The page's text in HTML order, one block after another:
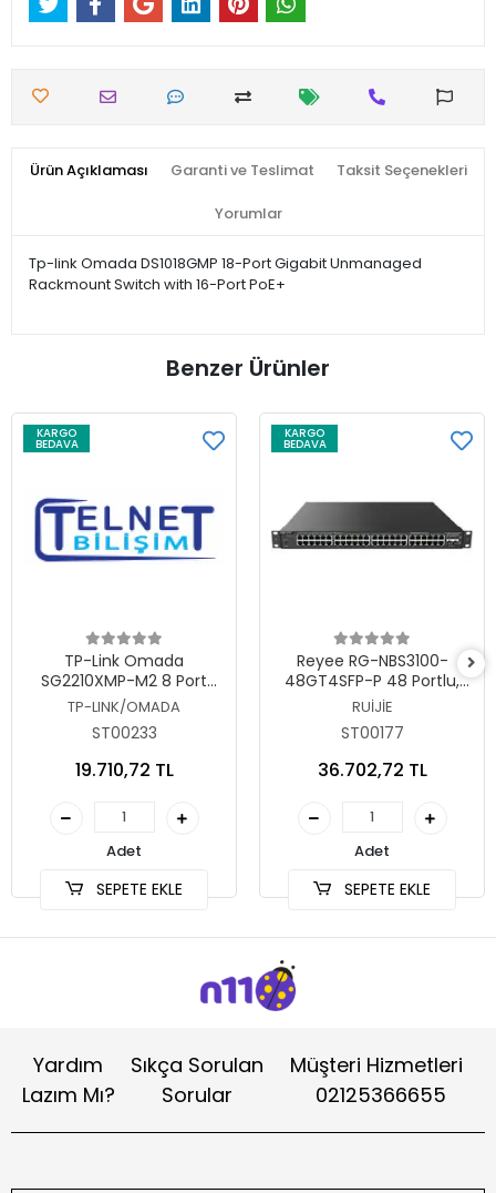
Ürün Açıklaması Garanti ve Teslimat Taksit Seçenekleri
Yorumlar
Tp-link Omada DS1018GMP 18-Port Gigabit Unmanaged
Rackmount Switch with 16-Port PoE+
Benzer Ürünler
KARGO
BEDAVA
Sepete Ekle
TP-Link Omada
SG2210XMP-M2 8 Port
2.5G Gigabit PoE Switch
TP-LINK/OMADA
ST00233
19.710,72 TL
Adet
SEPETE EKLE
KARGO
BEDAVA
Sepete Ekle
Reyee RG-NBS3100-
48GT4SFP-P 48 Portlu,
10/100/1000 Gigabit, L2
Yönetilebilir Switch, 4 SFP,
48 Port PoE+ (370W)
RUİJİE
ST00177
36.702,72 TL
Adet
SEPETE EKLE
Yardım
Lazım Mı?
Sıkça Sorulan
Sorular
Müşteri Hizmetleri
02125366655